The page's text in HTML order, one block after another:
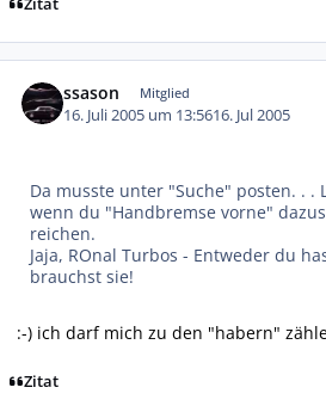
ssason Mitglied
16. Juli 2005 um 13:5616. Jul 2005
Da musste unter "Suche" posten. . .
wenn du "Handbremse vorne"
reichen.
Jaja, ROnal Turbos - Entweder du
brauchst sie!
:-) ich darf mich zu den "habern"
Zitat